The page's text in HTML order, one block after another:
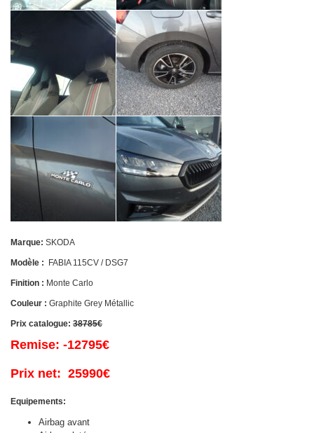
Marque: SKODA
Modèle : FABIA 115CV / DSG7
Finition : Monte Carlo
Couleur : Graphite Grey Métallic
Prix catalogue: 38785€
Remise: -12795€
Prix net: 25990€
Equipements:
Airbag avant